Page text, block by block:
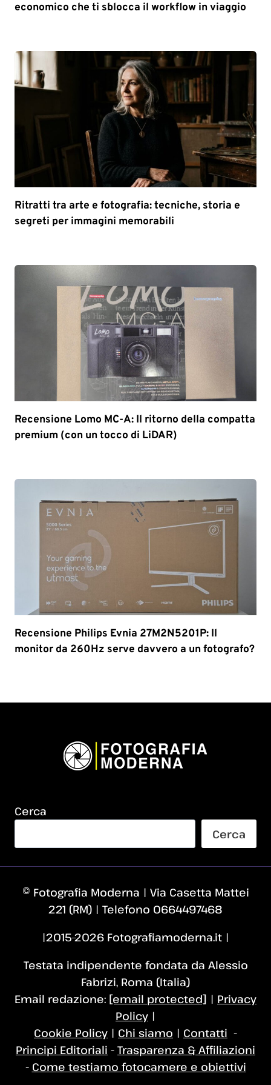
economico che ti sblocca il workflow in viaggio
Ritratti tra arte e fotografia: tecniche, storia e
segreti per immagini memorabili
Recensione Lomo MC-A: Il ritorno della compatta
premium (con un tocco di LiDAR)
Recensione Philips Evnia 27M2N5201P: Il
monitor da 260Hz serve davvero a un fotografo?
Cerca
Cerca
© Fotografia Moderna | Via Casetta Mattei
221 (RM) | Telefono 0664497468
|2015–2026 Fotografiamoderna.it |
Testata indipendente fondata da Alessio
Fabrizi, Roma (Italia)
Email redazione: [email protected] | Privacy
Policy |
Cookie Policy | Chi siamo | Contatti -
Principi Editoriali - Trasparenza & Affiliazioni
- Come testiamo fotocamere e obiettivi